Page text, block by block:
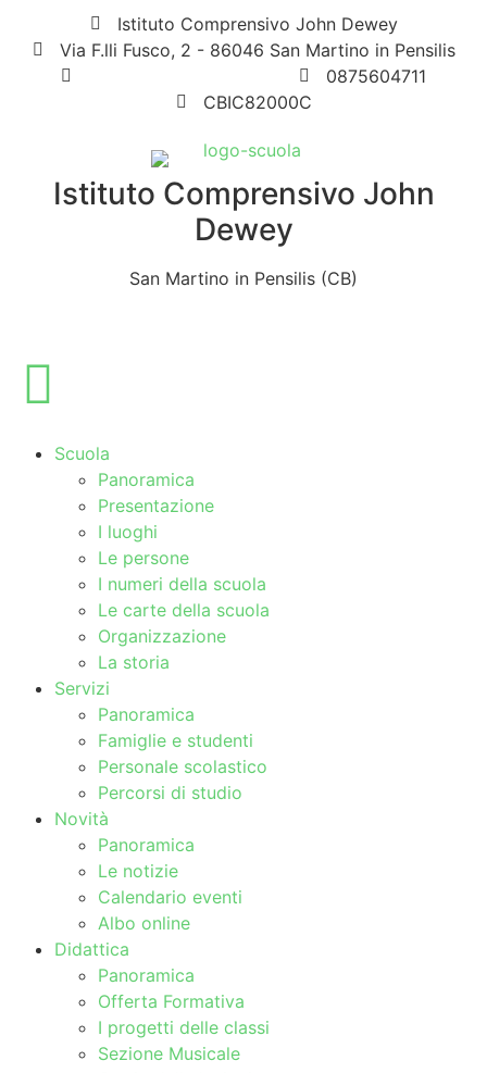
Istituto Comprensivo John Dewey
Via F.lli Fusco, 2 - 86046 San Martino in Pensilis
0875604711
CBIC82000C
Istituto Comprensivo John
Dewey
San Martino in Pensilis (CB)
Scuola
Panoramica
Presentazione
I luoghi
Le persone
I numeri della scuola
Le carte della scuola
Organizzazione
La storia
Servizi
Panoramica
Famiglie e studenti
Personale scolastico
Percorsi di studio
Novità
Panoramica
Le notizie
Calendario eventi
Albo online
Didattica
Panoramica
Offerta Formativa
I progetti delle classi
Sezione Musicale